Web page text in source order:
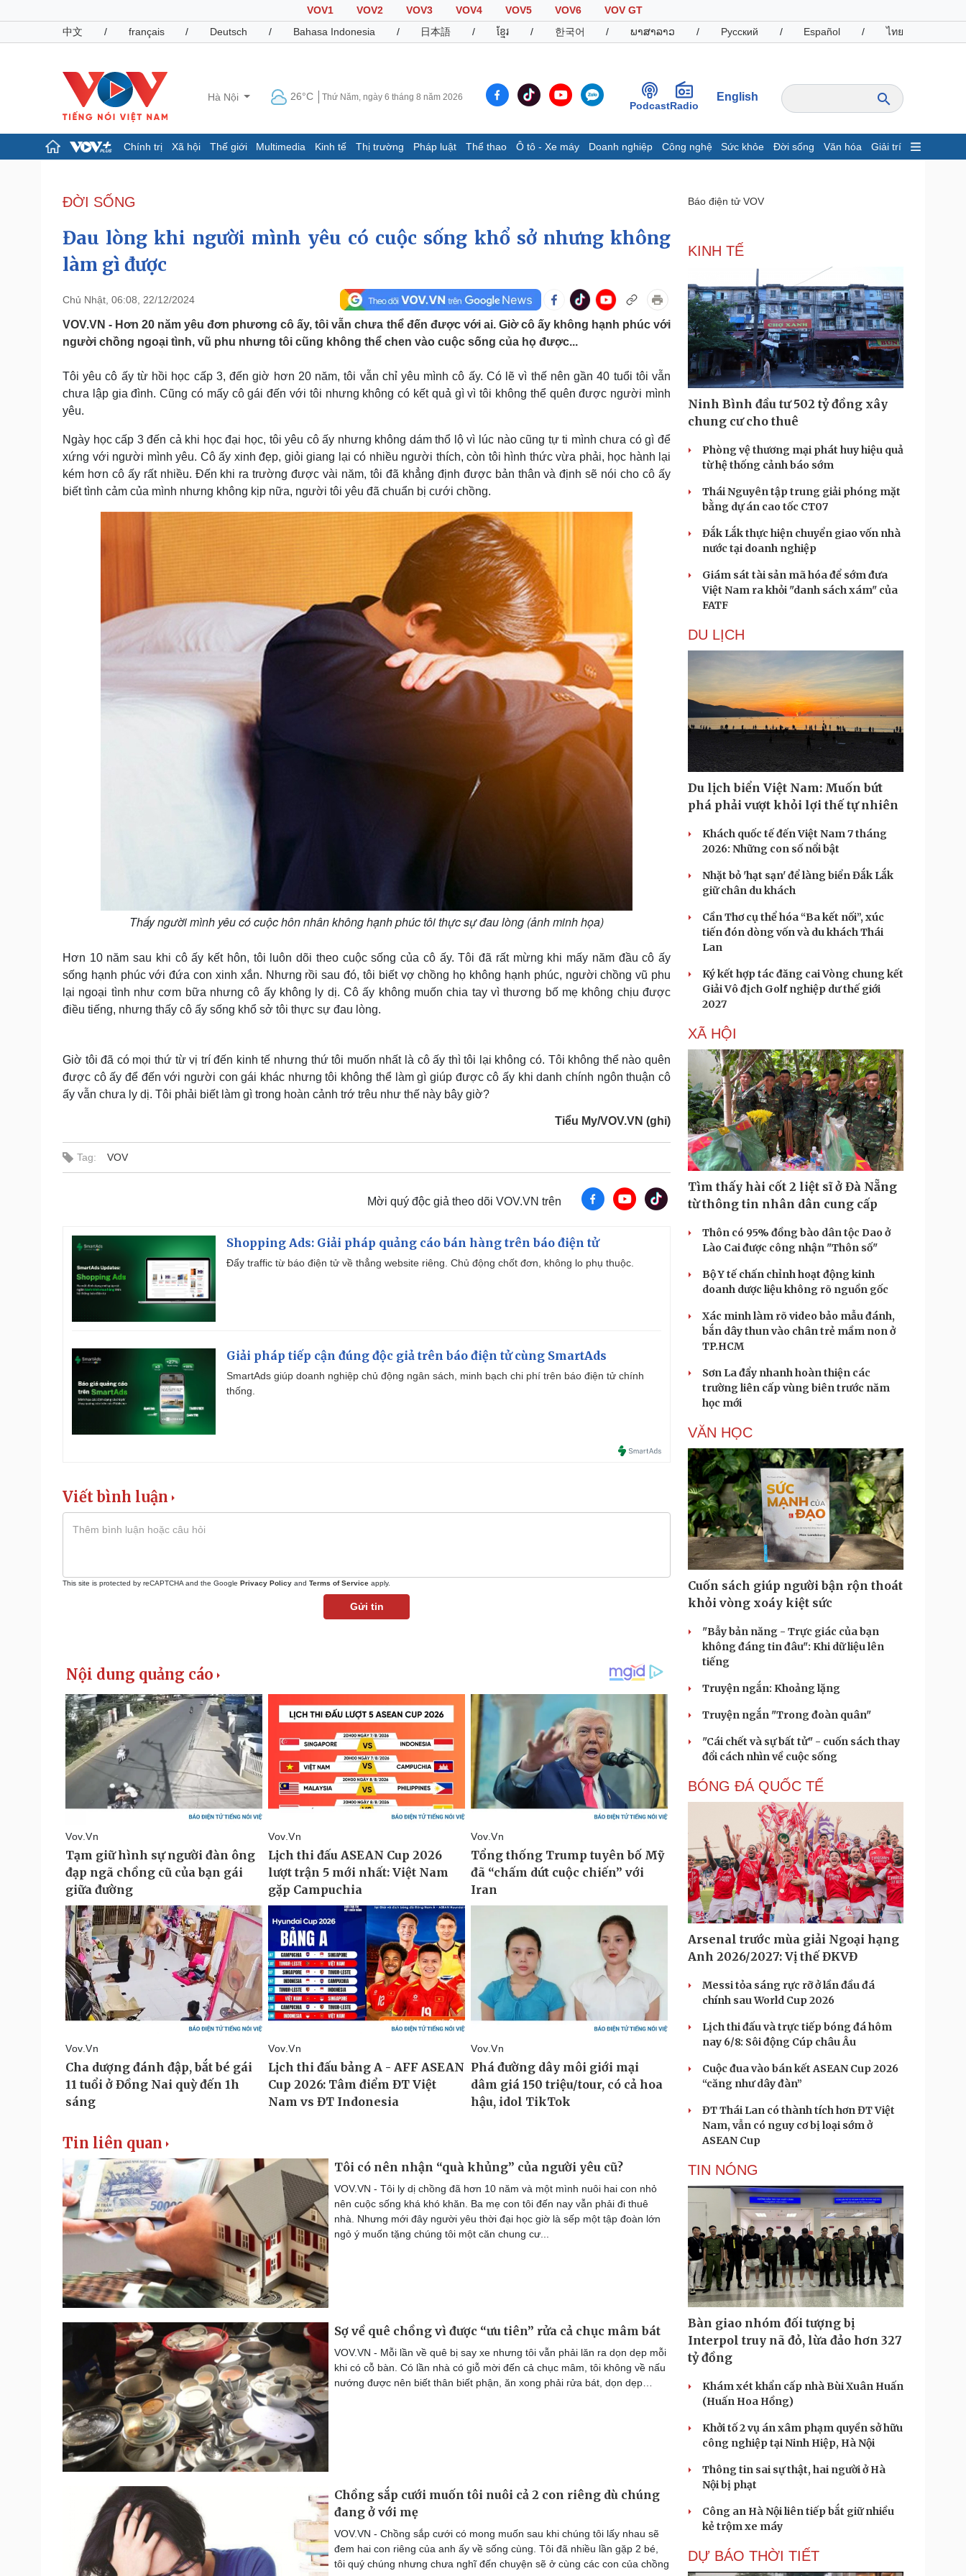
VOV1 VOV2 VOV3 VOV4 VOV5 VOV6
VOV GT
中文
/ français / Deutsch / Bahasa Indonesia / 日本語 / ខ្មែរ / 한국어 / ພາສາລາວ / Русский / Español / ไทย
Hà Nội 26°C Thứ Năm, ngày 6 tháng 8 năm 2026
PodcastRadio
English
Chính trị Xã hội Thế giới Multimedia Kinh tế Thị trường Pháp luật Thể thao Ô tô - Xe máy Doanh nghiệp Công nghệ Sức khỏe Đời sống Văn hóa Giải trí
Đảng
Tổ chức nhân sự
Nhận diện sự thật
Dấu ấn VOV
E-Magazine
Infographic
Bất động sản
Pháp luật
Tin nóng
Tư vấn luật
Việt Nam
Phân tích
Thể thao
Lịch thi đấu bóng đá
Thế giới thể thao
Hậu trường
Ô tô - Xe máy
Xe máy
Tư vấn
Doanh nghiệp
Thông tin doanh nghiệp
Doanh nghiệp 24h
Doanh nhân
Vì cộng đồng
Công nghệ
Sành điệu
Tin Công nghệ
Trải nghiệm
Chuyển đổi số
Sức khỏe
Cây thuốc
Sản phụ khoa
Nhi khoa
Nam khoa
Làm đẹp - giảm cân
Phòng mạch online
Đời sống
Blog
Tình yêu - Gia đình
Văn hóa
Văn học
Âm nhạc
Di sản
Giải trí
Thời trang
Sao Việt
Du lịch
Săn Tour
check-in
Podcast
Câu chuyện thời sự
Cửa sổ tình yêu
Kể chuyện cho bé
ĐỜI SỐNG
Đau lòng khi người mình yêu có cuộc sống khổ sở nhưng không
làm gì được
Chủ Nhật, 06:08, 22/12/2024
VOV.VN - Hơn 20 năm yêu đơn phương cô ấy, tôi vẫn chưa thể đến được với ai. Giờ cô ấy không hạnh phúc với
người chồng ngoại tình, vũ phu nhưng tôi cũng không thể chen vào cuộc sống của họ được...
Tôi yêu cô ấy từ hồi học cấp 3, đến giờ hơn 20 năm, tôi vẫn chỉ yêu mình cô ấy. Có lẽ vì thế nên gần 40 tuổi tôi vẫn
chưa lập gia đình. Cũng có mấy cô gái đến với tôi nhưng không có kết quả gì vì tôi không thể quên được người mình
yêu.
Ngày học cấp 3 đến cả khi học đại học, tôi yêu cô ấy nhưng không dám thổ lộ vì lúc nào cũng tự ti mình chưa có gì để
xứng với người mình yêu. Cô ấy xinh đẹp, giỏi giang lại có nhiều người thích, còn tôi hình thức vừa phải, học hành lại
kém hơn cô ấy rất nhiều. Đến khi ra trường được vài năm, tôi đã khẳng định được bản thân và định sẽ nói cho cô ấy
biết tình cảm của mình nhưng không kịp nữa, người tôi yêu đã chuẩn bị cưới chồng.
Thấy người mình yêu có cuộc hôn nhân không hạnh phúc tôi thực sự đau lòng (ảnh minh họa)
Hơn 10 năm sau khi cô ấy kết hôn, tôi luôn dõi theo cuộc sống của cô ấy. Tôi đã rất mừng khi mấy năm đầu cô ấy
sống hạnh phúc với đứa con xinh xắn. Nhưng rồi sau đó, tôi biết vợ chồng họ không hạnh phúc, người chồng vũ phu
lại ngoại tình như cơm bữa nhưng cô ấy không ly dị. Cô ấy không muốn chia tay vì thương bố mẹ không chịu được
điều tiếng, nhưng thấy cô ấy sống khổ sở tôi thực sự đau lòng.
Giờ tôi đã có mọi thứ từ vị trí đến kinh tế nhưng thứ tôi muốn nhất là cô ấy thì tôi lại không có. Tôi không thể nào quên
được cô ấy để đến với người con gái khác nhưng tôi không thể làm gì giúp được cô ấy khi danh chính ngôn thuận cô
ấy vẫn chưa ly dị. Tôi phải biết làm gì trong hoàn cảnh trớ trêu như thế này bây giờ?
Tiểu My/VOV.VN (ghi)
Tag: VOV
Mời quý độc giả theo dõi VOV.VN trên
Shopping Ads: Giải pháp quảng cáo bán hàng trên báo điện tử
Đẩy traffic từ báo điện tử về thẳng website riêng. Chủ động chốt đơn, không lo phụ thuộc.
Giải pháp tiếp cận đúng độc giả trên báo điện tử cùng SmartAds
SmartAds giúp doanh nghiệp chủ động ngân sách, minh bạch chi phí trên báo điện tử chính
thống.
Viết bình luận
This site is protected by reCAPTCHA and the Google Privacy Policy and Terms of Service apply.
Gửi tin
Tin liên quan
Tôi có nên nhận “quà khủng” của người yêu cũ?
VOV.VN - Tôi ly dị chồng đã hơn 10 năm và một mình nuôi hai con nhỏ
nên cuộc sống khá khó khăn. Ba mẹ con tôi đến nay vẫn phải đi thuê
nhà. Nhưng mới đây người yêu thời đại học giờ là sếp một tập đoàn lớn
ngỏ ý muốn tặng chúng tôi một căn chung cư...
Sợ về quê chồng vì được “ưu tiên” rửa cả chục mâm bát
VOV.VN - Mỗi lần về quê bị say xe nhưng tôi vẫn phải lăn ra dọn dẹp mỗi
khi có cỗ bàn. Có lần nhà có giỗ mời đến cả chục mâm, tôi không về nấu
nướng được nên biết thân biết phận, ăn xong phải rửa bát, dọn dẹp…
Chồng sắp cưới muốn tôi nuôi cả 2 con riêng dù chúng
đang ở với mẹ
VOV.VN - Chồng sắp cưới có mong muốn sau khi chúng tôi lấy nhau sẽ
đem hai con riêng của anh ấy về sống cùng. Tôi đã nhiều lần gặp 2 bé,
tôi quý chúng nhưng chưa nghĩ đến chuyện sẽ ở cùng các con của chồng
Báo điện tử VOV
KINH TẾ
Ninh Bình đầu tư 502 tỷ đồng xây
chung cư cho thuê
Phòng vệ thương mại phát huy hiệu quả
từ hệ thống cảnh báo sớm
Thái Nguyên tập trung giải phóng mặt
bằng dự án cao tốc CT07
Đắk Lắk thực hiện chuyển giao vốn nhà
nước tại doanh nghiệp
Giám sát tài sản mã hóa để sớm đưa
Việt Nam ra khỏi "danh sách xám" của
FATF
DU LỊCH
Du lịch biển Việt Nam: Muốn bứt
phá phải vượt khỏi lợi thế tự nhiên
Khách quốc tế đến Việt Nam 7 tháng
2026: Những con số nổi bật
Nhặt bỏ 'hạt sạn' để làng biển Đắk Lắk
giữ chân du khách
Cần Thơ cụ thể hóa “Ba kết nối”, xúc
tiến đón dòng vốn và du khách Thái
Lan
Ký kết hợp tác đăng cai Vòng chung kết
Giải Vô địch Golf nghiệp dư thế giới
2027
XÃ HỘI
Tìm thấy hài cốt 2 liệt sĩ ở Đà Nẵng
từ thông tin nhân dân cung cấp
Thôn có 95% đồng bào dân tộc Dao ở
Lào Cai được công nhận "Thôn số"
Bộ Y tế chấn chỉnh hoạt động kinh
doanh dược liệu không rõ nguồn gốc
Xác minh làm rõ video bảo mẫu đánh,
bắn dây thun vào chân trẻ mầm non ở
TP.HCM
Sơn La đẩy nhanh hoàn thiện các
trường liên cấp vùng biên trước năm
học mới
VĂN HỌC
Cuốn sách giúp người bận rộn thoát
khỏi vòng xoáy kiệt sức
"Bẫy bản năng - Trực giác của bạn
không đáng tin đâu": Khi dữ liệu lên
tiếng
Truyện ngắn: Khoảng lặng
Truyện ngắn "Trong đoàn quân"
"Cái chết và sự bất tử" - cuốn sách thay
đổi cách nhìn về cuộc sống
BÓNG ĐÁ QUỐC TẾ
Arsenal trước mùa giải Ngoại hạng
Anh 2026/2027: Vị thế ĐKVĐ
Messi tỏa sáng rực rỡ ở lần đầu đá
chính sau World Cup 2026
Lịch thi đấu và trực tiếp bóng đá hôm
nay 6/8: Sôi động Cúp châu Âu
Cuộc đua vào bán kết ASEAN Cup 2026
“căng như dây đàn”
ĐT Thái Lan có thành tích hơn ĐT Việt
Nam, vẫn có nguy cơ bị loại sớm ở
ASEAN Cup
TIN NÓNG
Bàn giao nhóm đối tượng bị
Interpol truy nã đỏ, lừa đảo hơn 327
tỷ đồng
Khám xét khẩn cấp nhà Bùi Xuân Huấn
(Huấn Hoa Hồng)
Khởi tố 2 vụ án xâm phạm quyền sở hữu
công nghiệp tại Ninh Hiệp, Hà Nội
Thông tin sai sự thật, hai người ở Hà
Nội bị phạt
Công an Hà Nội liên tiếp bắt giữ nhiều
kẻ trộm xe máy
DỰ BÁO THỜI TIẾT